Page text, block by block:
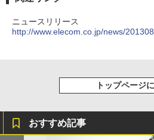
ニュースリリース
http://www.elecom.co.jp/news/
トップページ
おすすめ記事